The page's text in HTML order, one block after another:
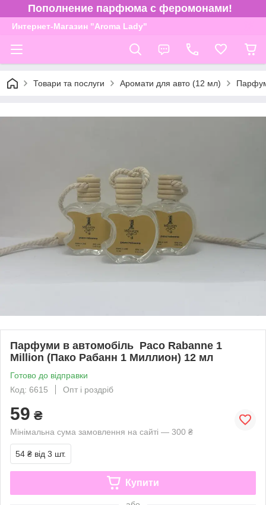
Пополнение парфюма с феромонами!
Интернет-Магазин "Aroma Lady"
Товари та послуги Аромати для авто (12 мл)
Парфуми в автомобіль Paco Rabanne 1
Million (Пако Рабанн 1 Миллион) 12 мл
Готово до відправки
Код: 6615
Опт і роздріб
59 ₴
Мінімальна сума замовлення на сайті — 300 ₴
54 ₴ від 3 шт.
Купити